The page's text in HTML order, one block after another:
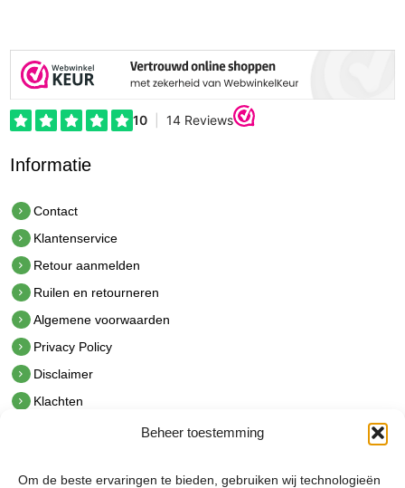
Beheer toestemming
Om de beste ervaringen te bieden, gebruiken wij technologieën
Informatie
Contact
Klantenservice
Retour aanmelden
Ruilen en retourneren
Algemene voorwaarden
Privacy Policy
Disclaimer
Klachten
hetindustriehuis B.V.